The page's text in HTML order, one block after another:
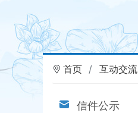
首页 互动交流
信件公示